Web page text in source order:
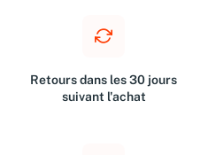
Retours dans les 30 jours
suivant l'achat